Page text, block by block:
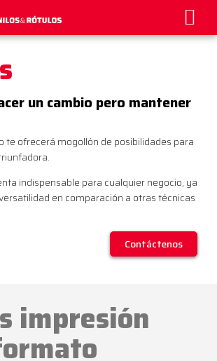
un cambio pero mantener
te ofrecerá mogollón de posibilidades para
indispensable para cualquier negocio, ya
en comparación a otras técnicas
Contáctenos
impresión